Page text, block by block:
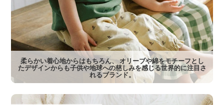
柔らかい着心地からはもちろん、 オリーブや綿をモチーフとし
たデザインからも子供や地球への慈しみを感じる世界的に注目さ
れるブランド。